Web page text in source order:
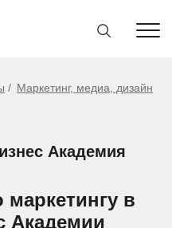
Маркетинг, медиа, дизайн
Академия
в
Академии